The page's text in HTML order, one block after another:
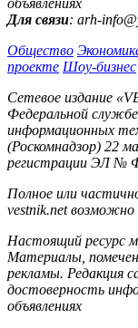
объявлениях
Для связи: arh-
Общество
проекте Шоу-бизнес
Сетевое издание
Федеральной службе
информационных
(Роскомнадзор) 22
регистрации ЭЛ №
Полное или
vestnik.net возможно
Настоящий ресурс
Материалы,
рекламы. Редакция
достоверность
объявлениях